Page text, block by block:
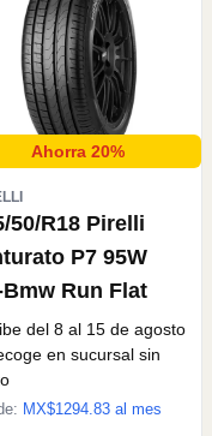
Ahorra 20%
50/R18 Pirelli
P7 95W
Bmw Run Flat
del 8 al 15 de agosto
en sucursal sin
MX$1294.83 al mes